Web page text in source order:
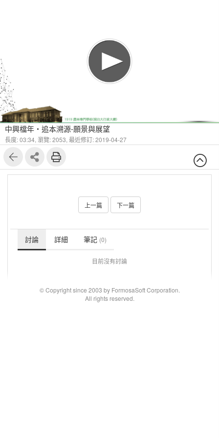
中興檔年‧追本溯源-願景與展望
長度: 03:34, 瀏覽: 2053, 最近修訂: 2019-04-27
上一篇 下一篇
討論 詳細 筆記 (0)
目前沒有討論
© Copyright since 2003 by FormosaSoft Corporation.
All rights reserved.